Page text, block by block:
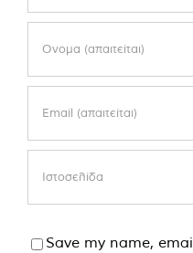
Save my name,